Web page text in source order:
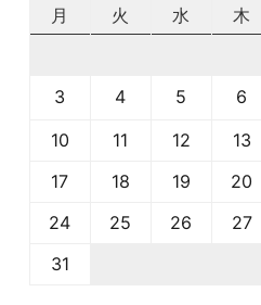
月
火 水 木
3
4 5 6
10
11 12 13
17
18 19 20
24
25 26 27
31